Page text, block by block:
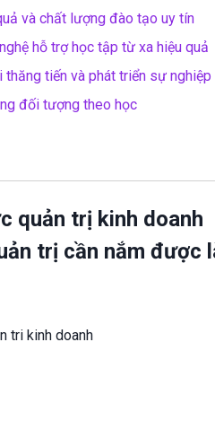
và chất lượng đào tạo uy tín
hỗ trợ học tập từ xa hiệu quả
thăng tiến và phát triển sự nghiệp
đối tượng theo học
quản trị kinh doanh
trị cần nắm được